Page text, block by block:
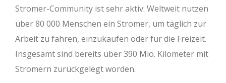
Stromer-Community ist sehr aktiv: Weltweit nutzen
über 80 000 Menschen ein Stromer, um täglich zur
Arbeit zu fahren, einzukaufen oder für die Freizeit.
Insgesamt sind bereits über 390 Mio. Kilometer mit
Stromern zurückgelegt worden.